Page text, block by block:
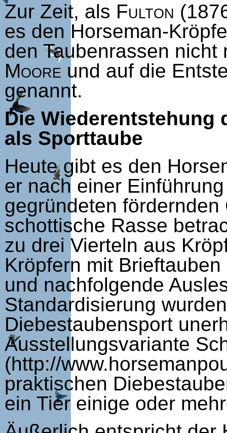
Zur Zeit, als Fulton
es den Horseman-
den Taubenrassen
Moore und auf die
genannt.
Die Wiederentstehung
als Sporttaube
Heute gibt es den
er nach einer
gegründeten
schottische Rasse
zu drei Vierteln aus
Kröpfern mit
und nachfolgende
Standardisierung
Diebestaubensport
Ausstellungsvariante
(http://
praktischen
ein Tier einige oder